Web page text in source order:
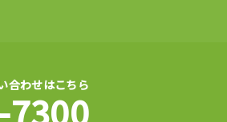
合わせはこちら
7300